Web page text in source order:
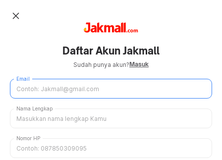
close
Daftar Akun Jakmall
Sudah punya akun?Masuk
Email
Nama Lengkap
Nomor HP